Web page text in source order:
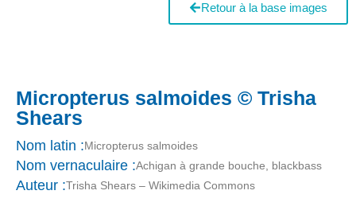
Retour à la base images
Micropterus salmoides © Trisha
Shears
Nom latin :Micropterus salmoides
Nom vernaculaire :Achigan à grande bouche, blackbass
Auteur :Trisha Shears – Wikimedia Commons